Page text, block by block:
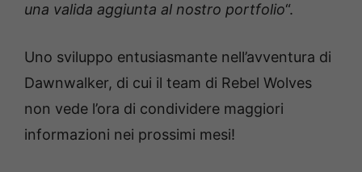
una valida aggiunta al nostro portfolio“.
Uno sviluppo entusiasmante nell’avventura di
Dawnwalker, di cui il team di Rebel Wolves
non vede l’ora di condividere maggiori
informazioni nei prossimi mesi!